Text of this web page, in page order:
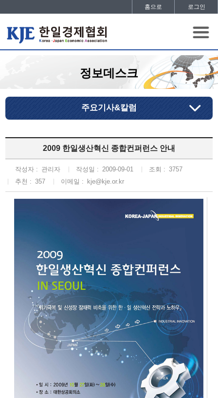
홈으로 로그인
정보데스크
주요기사&칼럼
2009 한일생산혁신 종합컨퍼런스 안내
작성자 : 관리자 작성일 : 2009-09-01 조회 : 3757
추천 : 357 이메일 : kje@kje.or.kr